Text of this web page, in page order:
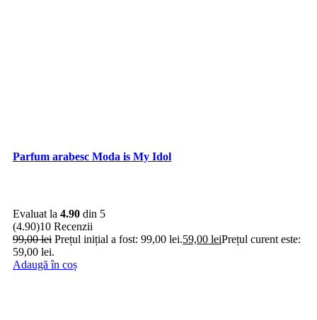
Parfum arabesc Moda is My Idol
Evaluat la 4.90 din 5
(4.90)10 Recenzii
99,00lei Prețul inițial a fost: 99,00 lei.59,00 leiPrețul curent este:
59,00 lei.
Adaugă în coș